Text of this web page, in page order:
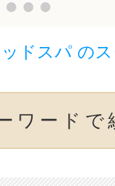
ドスパ の
ワードで